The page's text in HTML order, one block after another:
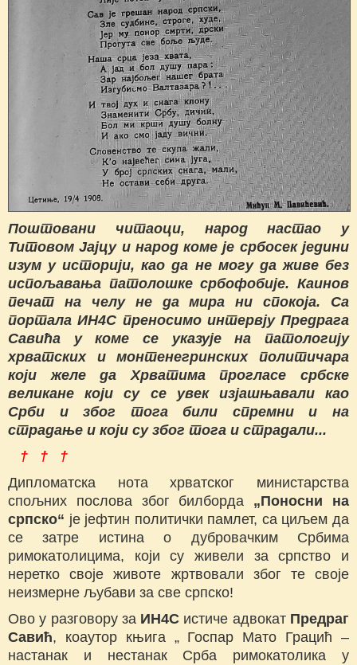
Поштовани читаоци, народ настао у
Титовом Јајцу и народ коме је србосек једини
изум у историји, као да не могу да живе без
испољавања патолошке србофобије. Каинов
печат на челу не да мира ни спокоја. Са
портала ИН4С преносимо интервју Предрага
Савића у коме се указује на патологију
хрватских и монтенегринских политичара
који желе да Хрватима прогласе србске
великане који су се увек изјашњавали као
Срби и због тога били спремни и на
страдање и који су због тога и страдали...
† † †
Дипломатска нота хрватског министарства
спољних послова због билборда „Поносни на
српско“ је јефтин политички памлет, са циљем да
се затре истина о дубровачким Србима
римокатолицима, који су живели за српство и
неретко своје животе жртвовали због те своје
неизмерне љубави за све српско!
Ово у разговору за ИН4С истиче адвокат Предраг
Савић, коаутор књига „ Госпар Мато Грацић –
настанак и нестанак Срба римокатолика у